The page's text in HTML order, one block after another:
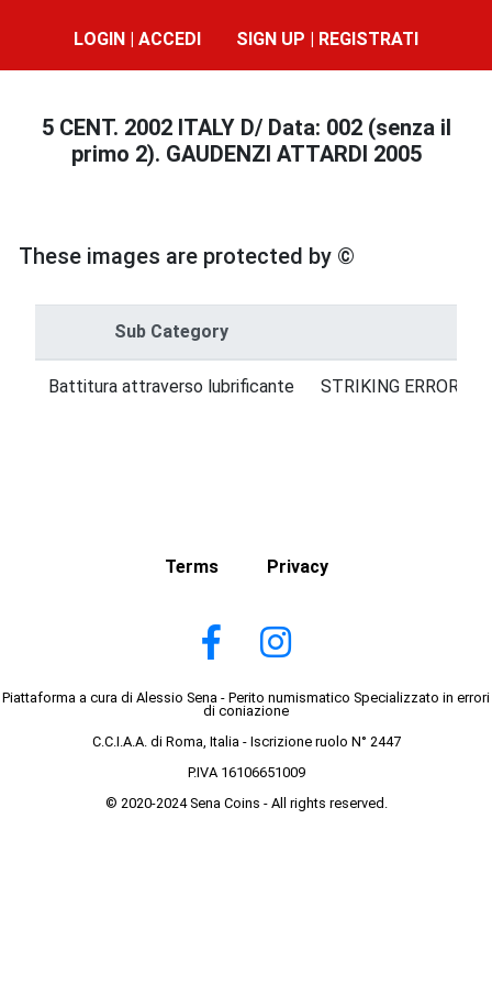
LOGIN | ACCEDI SIGN UP | REGISTRATI
5 CENT. 2002 ITALY D/ Data: 002 (senza il
primo 2). GAUDENZI ATTARDI 2005
These images are protected by ©
Sub Category
Battitura attraverso lubrificante STRIKING ERRORS
Terms Privacy
Piattaforma a cura di Alessio Sena - Perito numismatico Specializzato in errori
di coniazione
C.C.I.A.A. di Roma, Italia - Iscrizione ruolo N° 2447
P.IVA 16106651009
© 2020-2024 Sena Coins - All rights reserved.